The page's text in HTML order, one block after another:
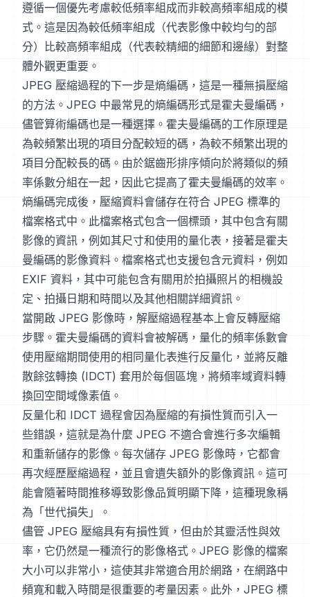
遵循一個優先考慮較低頻率組成而非較高頻率組成的模
式。這是因為較低頻率組成（代表影像中較均勻的部
分）比較高頻率組成（代表較精細的細節和邊緣）對整
體外觀更重要。
JPEG 壓縮過程的下一步是熵編碼，這是一種無損壓縮
的方法。JPEG 中最常見的熵編碼形式是霍夫曼編碼，
儘管算術編碼也是一種選擇。霍夫曼編碼的工作原理是
為較頻繁出現的項目分配較短的碼，為較不頻繁出現的
項目分配較長的碼。由於鋸齒形排序傾向於將類似的頻
率係數分組在一起，因此它提高了霍夫曼編碼的效率。
熵編碼完成後，壓縮資料會儲存在符合 JPEG 標準的
檔案格式中。此檔案格式包含一個標頭，其中包含有關
影像的資訊，例如其尺寸和使用的量化表，接著是霍夫
曼編碼的影像資料。檔案格式也支援包含元資料，例如
EXIF 資料，其中可能包含有關用於拍攝照片的相機設
定、拍攝日期和時間以及其他相關詳細資訊。
當開啟 JPEG 影像時，解壓縮過程基本上會反轉壓縮
步驟。霍夫曼編碼的資料會被解碼，量化的頻率係數會
使用壓縮期間使用的相同量化表進行反量化，並將反離
散餘弦轉換 (IDCT) 套用於每個區塊，將頻率域資料轉
換回空間域像素值。
反量化和 IDCT 過程會因為壓縮的有損性質而引入一
些錯誤，這就是為什麼 JPEG 不適合會進行多次編輯
和重新儲存的影像。每次儲存 JPEG 影像時，它都會
再次經歷壓縮過程，並且會遺失額外的影像資訊。這可
能會隨著時間推移導致影像品質明顯下降，這種現象稱
為「世代損失」。
儘管 JPEG 壓縮具有有損性質，但由於其靈活性與效
率，它仍然是一種流行的影像格式。JPEG 影像的檔案
大小可以非常小，這使其非常適合用於網路，在網路中
頻寬和載入時間是很重要的考量因素。此外，JPEG 標